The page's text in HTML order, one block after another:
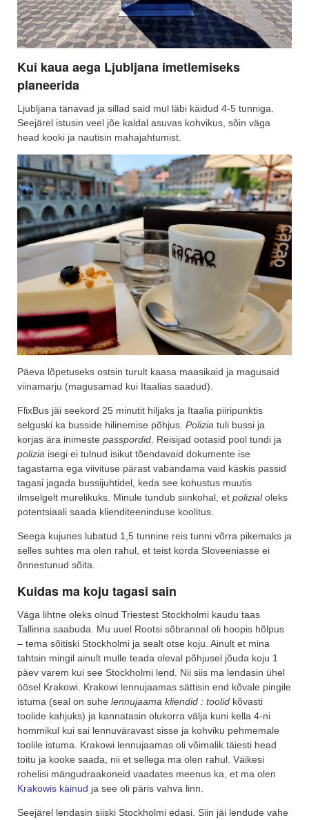
Kui kaua aega Ljubljana imetlemiseks
planeerida
Ljubljana tänavad ja sillad said mul läbi käidud 4-5 tunniga.
Seejärel istusin veel jõe kaldal asuvas kohvikus, sõin väga
head kooki ja nautisin mahajahtumist.
Päeva lõpetuseks ostsin turult kaasa maasikaid ja magusaid
viinamarju (magusamad kui Itaalias saadud).
FlixBus jäi seekord 25 minutit hiljaks ja Itaalia piiripunktis
selguski ka busside hilinemise põhjus. Polizia tuli bussi ja
korjas ära inimeste passpordid . Reisijad ootasid pool tundi ja
polizia isegi ei tulnud isikut tõendavaid dokumente ise
tagastama ega viivituse pärast vabandama vaid käskis passid
tagasi jagada bussijuhtidel, keda see kohustus muutis
ilmselgelt murelikuks. Minule tundub siinkohal, et polizialoleks
potentsiaali saada klienditeeninduse koolitus.
Seega kujunes lubatud 1,5 tunnine reis tunni võrra pikemaks ja
selles suhtes ma olen rahul, et teist korda Sloveeniasse ei
õnnestunud sõita.
Kuidas ma koju tagasi sain
Väga lihtne oleks olnud Triestest Stockholmi kaudu taas
Tallinna saabuda. Mu uuel Rootsi sõbrannal oli hoopis hõlpus
– tema sõitiski Stockholmi ja sealt otse koju. Ainult et mina
tahtsin mingil ainult mulle teada oleval põhjusel jõuda koju 1
päev varem kui see Stockholmi lend. Nii siis ma lendasin ühel
öösel Krakowi. Krakowi lennujaamas sättisin end kõvale pingile
istuma (seal on suhe lennujaama kliendid : toolid kõvasti
toolide kahjuks) ja kannatasin olukorra välja kuni kella 4-ni
hommikul kui sai lennuväravast sisse ja kohviku pehmemale
toolile istuma. Krakowi lennujaamas oli võimalik täiesti head
toitu ja kooke saada, nii et sellega ma olen rahul. Väikesi
rohelisi mängudraakoneid vaadates meenus ka, et ma olen
Krakowis käinud ja see oli päris vahva linn.
Seejärel lendasin siiski Stockholmi edasi. Siin jäi lendude vahe